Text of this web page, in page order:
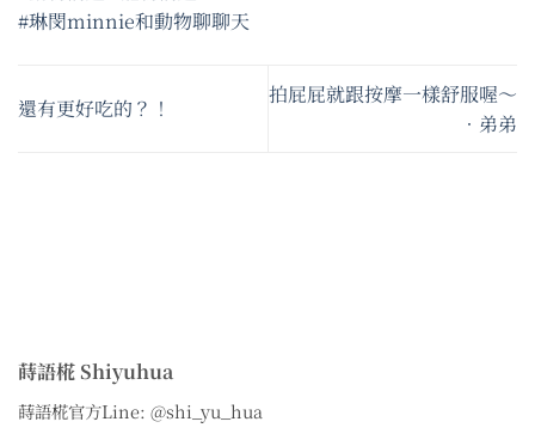
#琳閔minnie和動物聊聊天
還有更好吃的？！
拍屁屁就跟按摩一樣舒服喔～
•弟弟
蒔語椛 Shiyuhua
蒔語椛官方Line: @shi_yu_hua